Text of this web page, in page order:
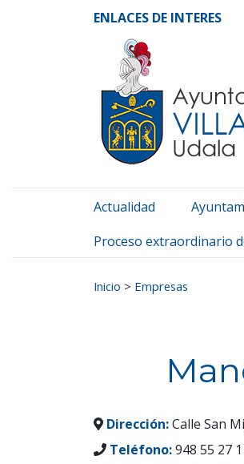
ENLACES DE INTERES
Actualidad
Proceso extraordinario
Inicio > Empresas
Dirección:Calle San
Teléfono:948 55 27